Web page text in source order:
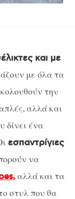
και με
με όλα τα
την
αλλά και
δίνει ένα
εσπαντρίγιες
να
αλλά και τα
στυλ που θα